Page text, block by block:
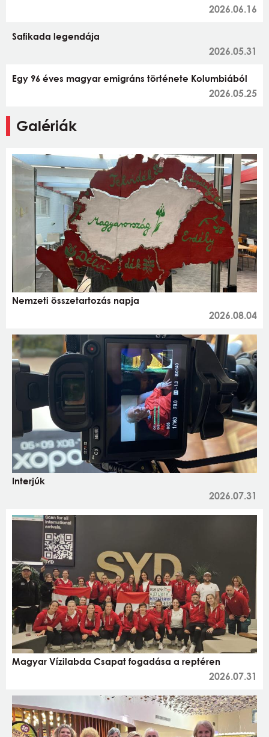
2026.06.16
Safikada legendája
2026.05.31
Egy 96 éves magyar emigráns története Kolumbiából
2026.05.25
Galériák
Nemzeti összetartozás napja
2026.08.04
Interjúk
2026.07.31
Magyar Vízilabda Csapat fogadása a reptéren
2026.07.31